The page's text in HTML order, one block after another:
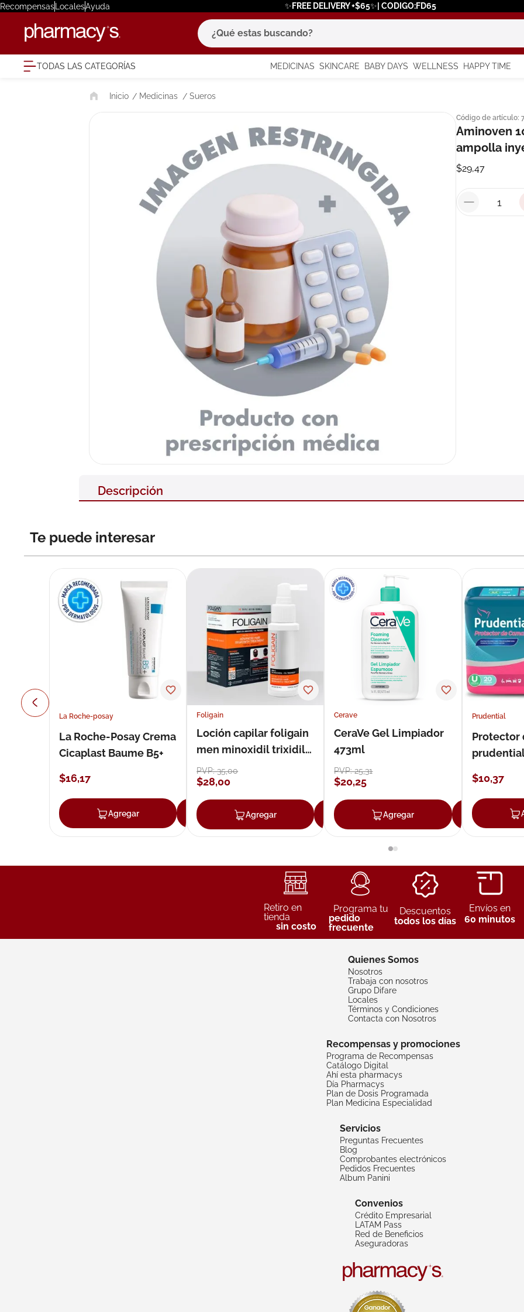
RecompensasLocalesAyuda ✨FREE DELIVERY +$65✨| CODIGO:FD65
¿Qué estas buscando?
TODAS LAS CATEGORÍAS MEDICINAS SKINCARE BABY DAYS WELLNESS HAPPY TIME
Medicinas Sueros
Código de artículo:
Aminoven
ampolla
$29,47
Descripción
Te puede interesar
La Roche-posay
La Roche-Posay Crema
Cicaplast Baume B5+
$16,17
Agregar Agregar
Foligain
Loción capilar foligain
men minoxidil trixidil
loción 59 ml
PVP:35,00
$28,00
Agregar Agregar
Cerave
CeraVe Gel Limpiador
473ml
PVP:25,31
$20,25
Agregar
Prudential
Protector
$10,37
Retiro en
tienda
sin costo
Programa tu
pedido
frecuente
Descuentos
todos los días
Envíos en
60 minutos
Quienes Somos
Nosotros
Trabaja con nosotros
Grupo Difare
Locales
Términos y Condiciones
Contacta con Nosotros
Recompensas y promociones
Programa de Recompensas
Catálogo Digital
Ahí esta pharmacys
Día Pharmacys
Plan de Dosis Programada
Plan Medicina Especialidad
Servicios
Preguntas Frecuentes
Blog
Comprobantes electrónicos
Pedidos Frecuentes
Album Panini
Convenios
Crédito Empresarial
LATAM Pass
Red de Beneficios
Aseguradoras
términos más buscados
3. bioderma
7.
. roche posay
9. megacistin
10 pañales